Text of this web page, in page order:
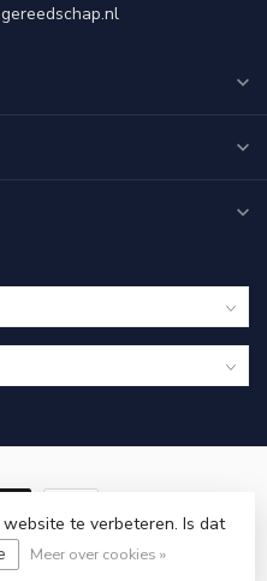
te verbeteren. Is dat
Meer over cookies »